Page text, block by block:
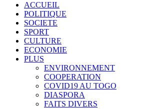
ACCUEIL
POLITIQUE
SOCIETE
SPORT
CULTURE
ECONOMIE
PLUS
ENVIRONNEMENT
COOPERATION
COVID19 AU TOGO
DIASPORA
FAITS DIVERS